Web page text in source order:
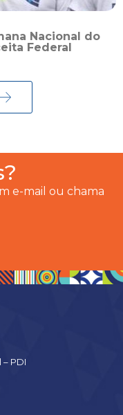
Nacional do
Federal
e-mail ou chama
PDI